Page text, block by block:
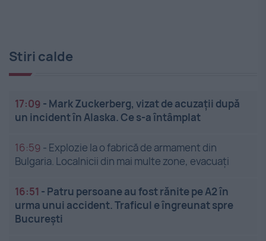
Stiri calde
17:09 - Mark Zuckerberg, vizat de acuzații după
un incident în Alaska. Ce s-a întâmplat
16:59 - Explozie la o fabrică de armament din
Bulgaria. Localnicii din mai multe zone, evacuați
16:51 - Patru persoane au fost rănite pe A2 în
urma unui accident. Traficul e îngreunat spre
București